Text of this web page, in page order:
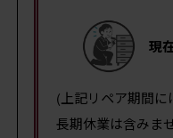
現
(上記リペア期間
長期休業は含みま